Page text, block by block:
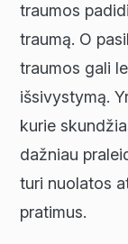
traumos
traumą. O
traumos gali
išsivystymą.
kurie
dažniau
turi nuolatos
pratimus.